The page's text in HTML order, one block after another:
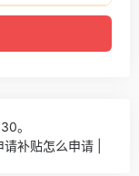
。
补贴怎么申请 |